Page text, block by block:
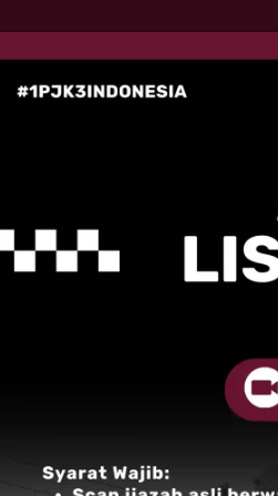
Pekerja Konstruksi : Pondasi